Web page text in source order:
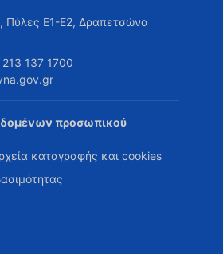
Πύλες Ε1-Ε2, Δραπετσώνα
137 1700
προσωπικού
καταγραφής και cookies